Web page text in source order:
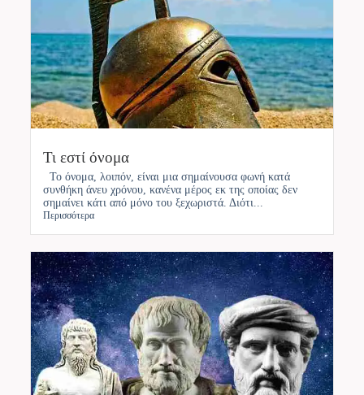
Τι εστί όνομα
Το όνομα, λοιπόν, είναι μια σημαίνουσα φωνή κατά
συνθήκη άνευ χρόνου, κανένα μέρος εκ της οποίας δεν
σημαίνει κάτι από μόνο του ξεχωριστά. Διότι...
Περισσότερα